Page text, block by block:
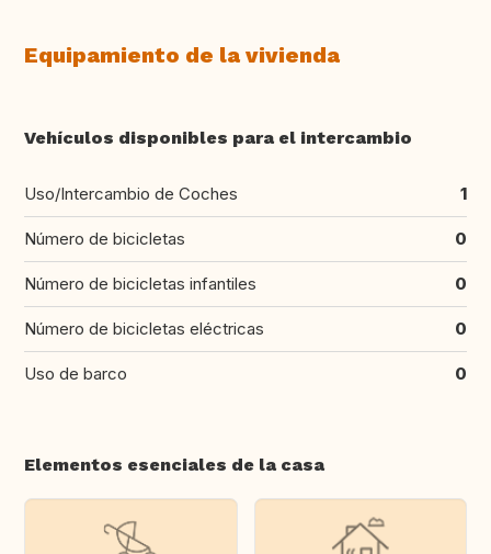
Equipamiento de la vivienda
Vehículos disponibles para el intercambio
Uso/Intercambio de Coches 1
Número de bicicletas 0
Número de bicicletas infantiles 0
Número de bicicletas eléctricas 0
Uso de barco 0
Elementos esenciales de la casa